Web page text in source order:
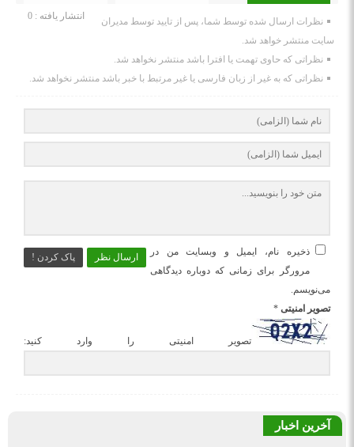
انتشار یافته : 0
نظرات ارسال شده توسط شما، پس از تایید توسط مدیران
سایت منتشر خواهد شد.
نظراتی که حاوی تهمت یا افترا باشد منتشر نخواهد شد.
نظراتی که به غیر از زبان فارسی یا غیر مرتبط با خبر باشد منتشر نخواهد شد.
ارسال نظر پاک کردن !
ذخیره نام، ایمیل و وبسایت من در
مرورگر برای زمانی که دوباره دیدگاهی
می‌نویسم.
تصویر امنیتی *
تصویر امنیتی را وارد کنید:
آخرین اخبار